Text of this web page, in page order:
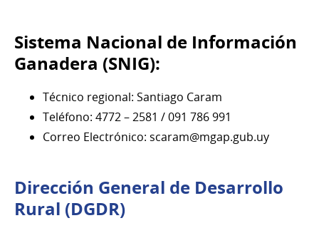
Sistema Nacional de Información
Ganadera (SNIG):
Técnico regional: Santiago Caram
Teléfono: 4772 – 2581 / 091 786 991
Correo Electrónico: scaram@mgap.gub.uy
Dirección General de Desarrollo
Rural (DGDR)